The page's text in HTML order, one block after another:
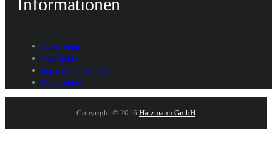
Unser Team
Geschichte
Impressum / Kontakt
Datenschutz
Copyright © 2016 Hatzmann GmbH